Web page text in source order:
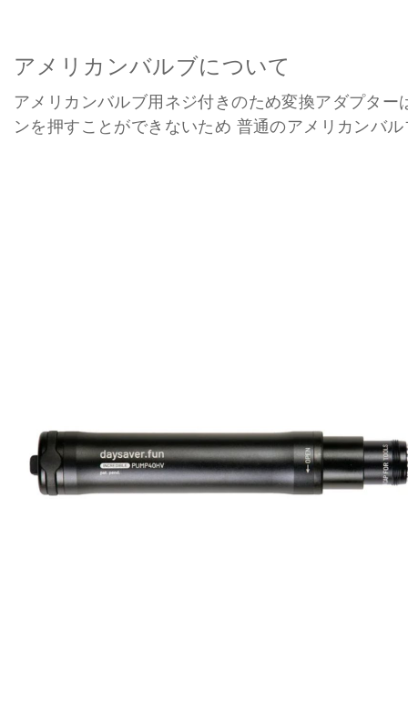
アメリカンバルブについて
アメリカンバルブ用ネジ付きのため変換アダプタ
ンを押すことができないため 普通のアメリカンバ